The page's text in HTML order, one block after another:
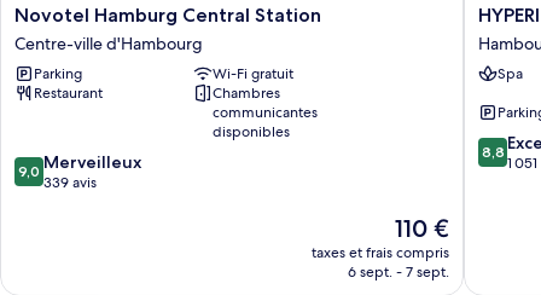
Novotel
Hamburg
Central
Station
Centre-
Novotel Hamburg Central Station
Centre-ville d'Hambourg
Parking
Wi-Fi gratuit
Restaurant
Chambres
communicantes
disponibles
9.0
sur
9,0 Merveilleux
339 avis
Le
nouveau
prix
110 €
taxes et frais compris
6 sept. - 7 sept.
Hotel
Spa
8.8
sur
8,8
1